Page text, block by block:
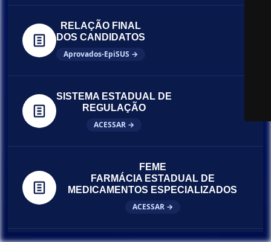
RELAÇÃO FINAL
DOS CANDIDATOS
Aprovados-EpiSUS →
SISTEMA ESTADUAL DE
REGULAÇÃO
ACESSAR →
FEME
FARMÁCIA ESTADUAL DE
MEDICAMENTOS ESPECIALIZADOS
ACESSAR →